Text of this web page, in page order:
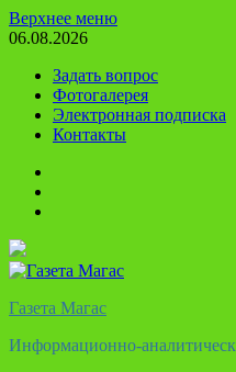
Перейти
к
Верхнее меню
06.08.2026
Задать вопрос
Фотогалерея
Электронная подписка
Контакты
Газета Магас
Информационно-